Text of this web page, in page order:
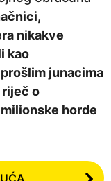
nikakve
kao
junacima
riječ o
horde